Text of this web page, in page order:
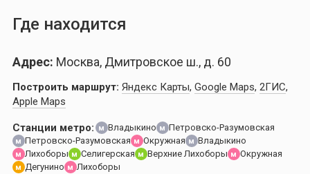
Где находится
Адрес: Москва, Дмитровское ш., д. 60
Построить маршрут: Яндекс Карты, Google Maps, 2ГИС,
Apple Maps
Станции метро: м Владыкино м Петровско-Разумовская
м Петровско-Разумовская м Окружная м Владыкино
м Лихоборы м Селигерская м Верхние Лихоборы м Окружная
м Дегунино м Лихоборы